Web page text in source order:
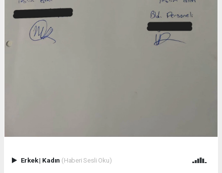
Erkek| Kadın (Haberi Sesli Oku)